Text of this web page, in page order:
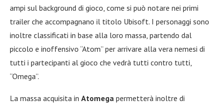
ampi sul background di gioco, come si può notare nei primi
trailer che accompagnano il titolo Ubisoft. I personaggi sono
inoltre classificati in base alla loro massa, partendo dal
piccolo e inoffensivo “Atom” per arrivare alla vera nemesi di
tutti i partecipanti al gioco che vedrà tutti contro tutti,
“Omega”.
La massa acquisita in Atomega permetterà inoltre di